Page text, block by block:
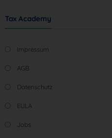
Tax Academy
Impressum
AGB
Datenschutz
EULA
Jobs